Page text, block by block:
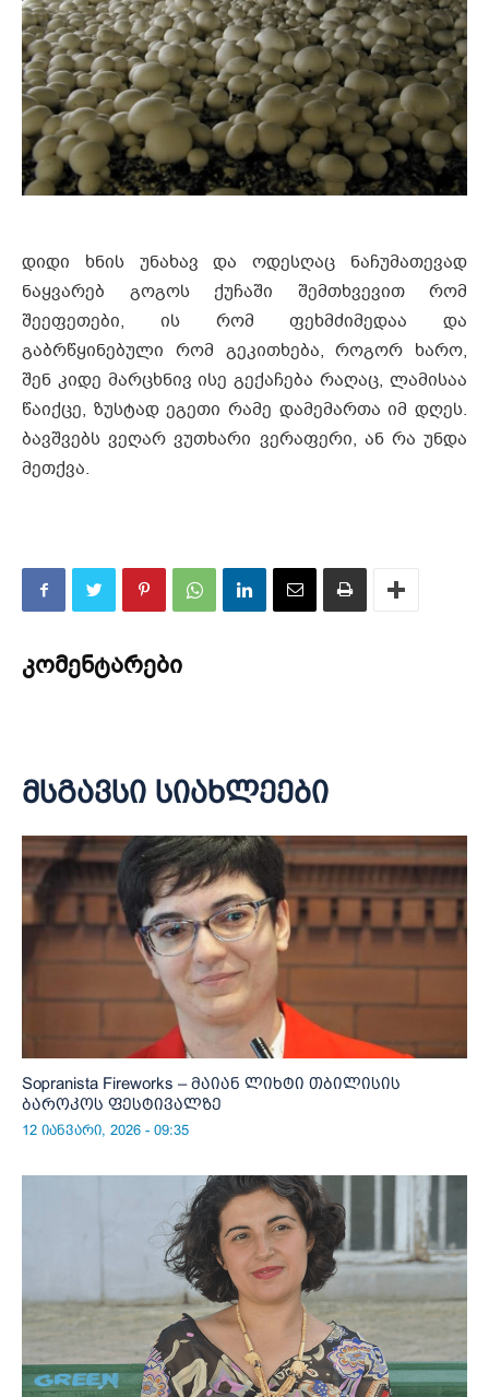
დიდი ხნის უნახავ და ოდესღაც ნაჩუმათევად
ნაყვარებ გოგოს ქუჩაში შემთხვევით რომ
შეეფეთები, ის რომ ფეხმძიმედაა და
გაბრწყინებული რომ გეკითხება, როგორ ხარო,
შენ კიდე მარცხნივ ისე გექაჩება რაღაც, ლამისაა
წაიქცე, ზუსტად ეგეთი რამე დამემართა იმ დღეს.
ბავშვებს ვეღარ ვუთხარი ვერაფერი, ან რა უნდა
მეთქვა.
კომენტარები
მსგავსი სიახლეები
Sopranista Fireworks – მაიან ლიხტი თბილისის
ბაროკოს ფესტივალზე
12 იანვარი, 2026 - 09:35